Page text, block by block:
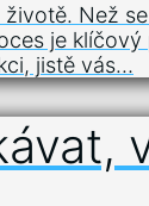
Než
je
jistě vás…